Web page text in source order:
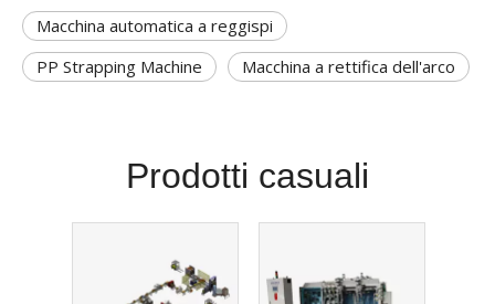
Macchina automatica a reggispi
PP Strapping Machine
Macchina a rettifica dell'arco
Prodotti casuali